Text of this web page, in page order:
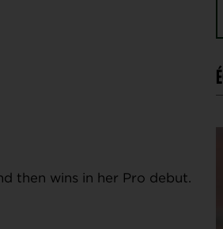
then wins in her Pro debut.